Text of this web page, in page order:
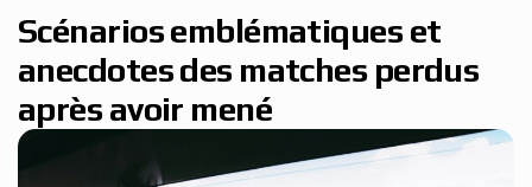
Scénarios emblématiques et
anecdotes des matches perdus
après avoir mené